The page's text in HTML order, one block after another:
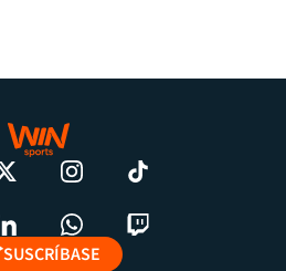
SUSCRÍBASE